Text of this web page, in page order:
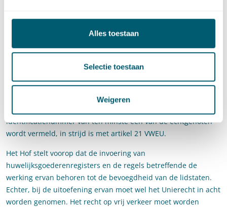
Alles toestaan
Selectie toestaan
Weigeren
Litouwse persoonlijke identificatienummer is vermeld. De
betrokken Italiaanse burgerlijke stand had geweigerd het
huwelijksakte in te schrijven, waardoor niet aan dit vereiste
De verwijzende rechter wendt zich tot het Hof met de vraag of
de nationale regeling, op grond waarvan vereist wordt dat in
identificatienummer van ten minste één van de echtgenoten
wordt vermeld, in strijd is met artikel 21 VWEU.
Het Hof stelt voorop dat de invoering van
huwelijksgoederenregisters en de regels betreffende de
werking ervan behoren tot de bevoegdheid van de lidstaten.
Echter, bij de uitoefening ervan moet wel het Unierecht in acht
worden genomen. Het recht op vrij verkeer moet worden